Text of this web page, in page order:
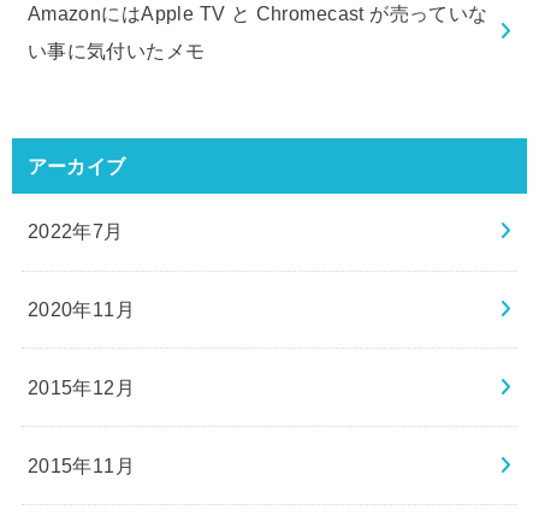
AmazonにはApple TV と Chromecast が売っていな
い事に気付いたメモ
アーカイブ
2022年7月
2020年11月
2015年12月
2015年11月